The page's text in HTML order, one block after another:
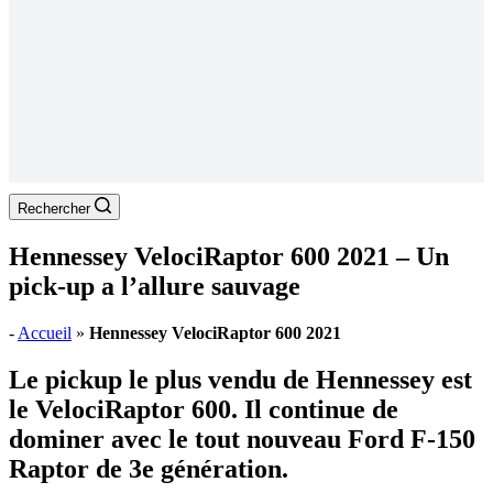
Rechercher
Hennessey VelociRaptor 600 2021 – Un
pick-up a l’allure sauvage
- Accueil » Hennessey VelociRaptor 600 2021
Le pickup le plus vendu de Hennessey est
le VelociRaptor 600. Il continue de
dominer avec le tout nouveau Ford F-150
Raptor de 3e génération.